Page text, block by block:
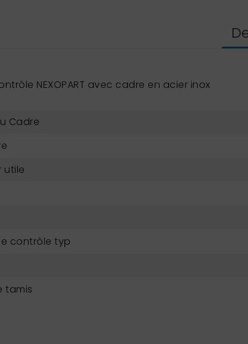
NEXOPART avec cadre en acier inox
Cadre
utile
contrôle typ
tamis